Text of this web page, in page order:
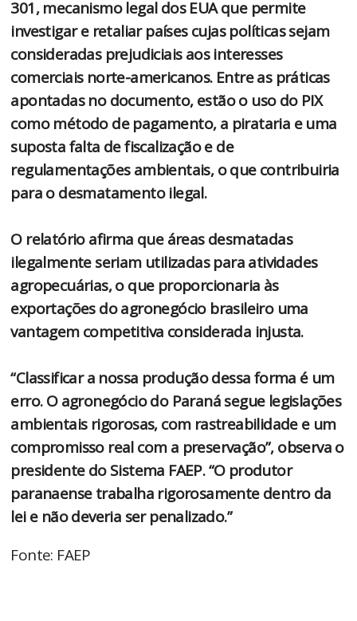
301, mecanismo legal dos EUA que permite
investigar e retaliar países cujas políticas sejam
consideradas prejudiciais aos interesses
comerciais norte-americanos. Entre as práticas
apontadas no documento, estão o uso do PIX
como método de pagamento, a pirataria e uma
suposta falta de fiscalização e de
regulamentações ambientais, o que contribuiria
para o desmatamento ilegal.
O relatório afirma que áreas desmatadas
ilegalmente seriam utilizadas para atividades
agropecuárias, o que proporcionaria às
exportações do agronegócio brasileiro uma
vantagem competitiva considerada injusta.
“Classificar a nossa produção dessa forma é um
erro. O agronegócio do Paraná segue legislações
ambientais rigorosas, com rastreabilidade e um
compromisso real com a preservação”, observa o
presidente do Sistema FAEP. “O produtor
paranaense trabalha rigorosamente dentro da
lei e não deveria ser penalizado.”
Fonte: FAEP